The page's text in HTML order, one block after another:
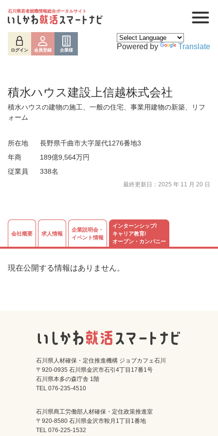
石川県若者就職情報総合ポータルサイト
ログイン 会員登録 企業様 Powered by Translate
積水ハウス建設上信越株式会社
積水ハウスの建物の施工、一般の住宅、事業用建物の新築、リフ
ォーム
所在地
長野県千曲市大字屋代1276番地3
年商
189億9,564万円
従業員
338名
最終更新日：2025 年 11 月 20 日
会社概要 求人情報
企業説明会・
イベント情報
インターンシップ/
キャリア教育/
オープン・カンパニー
現在公開する情報はありません。
石川県人材確保・定住推進機構 ジョブカフェ石川
〒920-0935 石川県金沢市石引4丁目17番1号
石川県本多の森庁舎 1階
TEL 076-235-4510
石川県商工労働部人材確保・定住政策推進室
〒920-8580 石川県金沢市鞍月1丁目1番地
TEL 076-225-1532